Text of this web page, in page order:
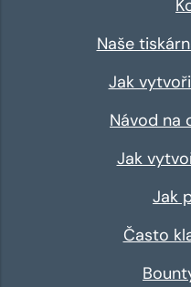
Naše
Jak
Návod na
Jak
Jak
Často